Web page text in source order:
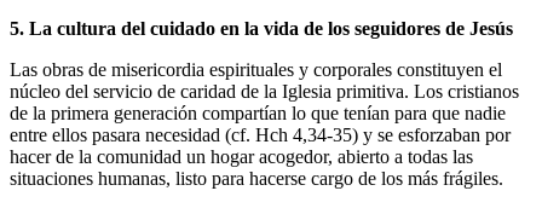
5. La cultura del cuidado en la vida de los seguidores de Jesús
Las obras de misericordia espirituales y corporales constituyen el
núcleo del servicio de caridad de la Iglesia primitiva. Los cristianos
de la primera generación compartían lo que tenían para que nadie
entre ellos pasara necesidad (cf. Hch 4,34-35) y se esforzaban por
hacer de la comunidad un hogar acogedor, abierto a todas las
situaciones humanas, listo para hacerse cargo de los más frágiles.